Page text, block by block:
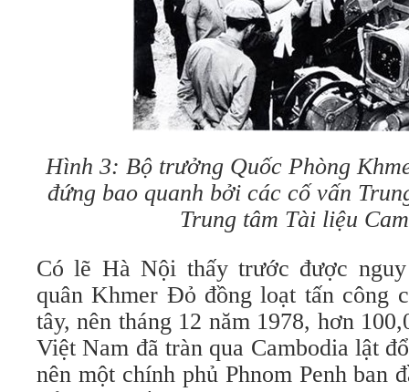
Hình 3: Bộ trưởng Quốc Phòng
đứng bao quanh bởi các cố vấn
Trung tâm Tài liệu
Có lẽ Hà Nội thấy trước được
quân Khmer Đỏ đồng loạt tấn công
tây, nên tháng 12 năm 1978, hơn
Việt Nam đã tràn qua Cambodia lật
nên một chính phủ Phnom Penh ban